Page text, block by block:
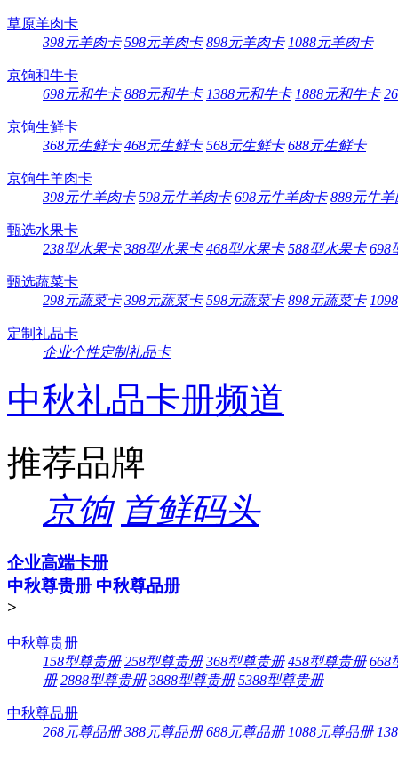
草原羊肉卡
398元羊肉卡 598元羊肉卡 898元羊肉卡 1088元羊肉卡
京饷和牛卡
698元和牛卡 888元和牛卡 1388元和牛卡 1888元和牛卡
京饷生鲜卡
368元生鲜卡 468元生鲜卡 568元生鲜卡 688元生鲜卡
京饷牛羊肉卡
398元牛羊肉卡 598元牛羊肉卡 698元牛羊肉卡 888元牛羊
甄选水果卡
238型水果卡 388型水果卡 468型水果卡 588型水果卡 698
甄选蔬菜卡
298元蔬菜卡 398元蔬菜卡 598元蔬菜卡 898元蔬菜卡
定制礼品卡
企业个性定制礼品卡
中秋礼品卡册频道
推荐品牌
京饷 首鲜码头
企业高端卡册
中秋尊贵册 中秋尊品册
>
中秋尊贵册
158型尊贵册 258型尊贵册 368型尊贵册 458型尊贵册 668
册 2888型尊贵册 3888型尊贵册 5388型尊贵册
中秋尊品册
268元尊品册 388元尊品册 688元尊品册 1088元尊品册